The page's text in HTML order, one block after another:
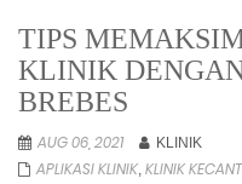
TIPS
KLINIK
BREBES
AUG 06, 2021 KLINIK
APLIKASI KLINIK, KLINIK